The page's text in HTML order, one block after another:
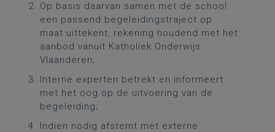
Op basis daarvan samen met de school
een passend begeleidingstraject op
maat uittekent, rekening houdend met het
aanbod vanuit Katholiek Onderwijs
Vlaanderen;
Interne experten betrekt en informeert
met het oog op de uitvoering van de
begeleiding;
Indien nodig afstemt met externe